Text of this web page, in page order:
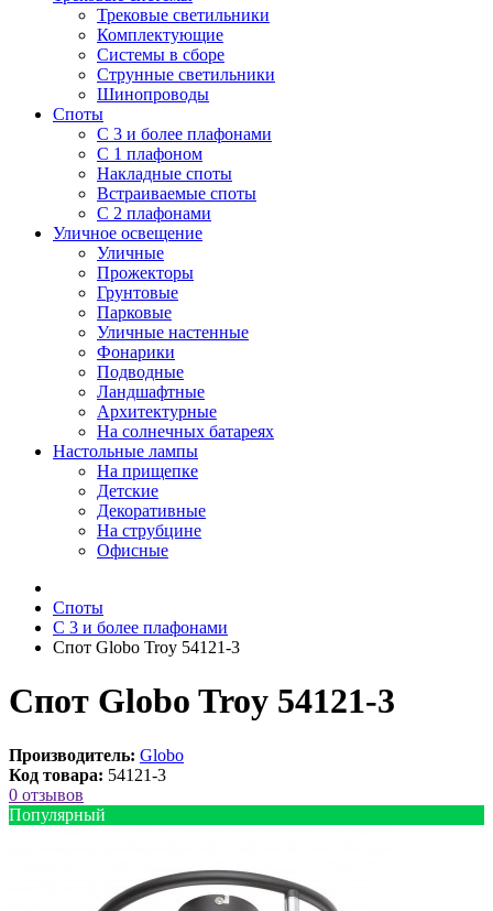
Трековые светильники
Комплектующие
Системы в сборе
Струнные светильники
Шинопроводы
Споты
С 3 и более плафонами
С 1 плафоном
Накладные споты
Встраиваемые споты
С 2 плафонами
Уличное освещение
Уличные
Прожекторы
Грунтовые
Парковые
Уличные настенные
Фонарики
Подводные
Ландшафтные
Архитектурные
На солнечных батареях
Настольные лампы
На прищепке
Детские
Декоративные
На струбцине
Офисные
Споты
С 3 и более плафонами
Спот Globo Troy 54121-3
Спот Globo Troy 54121-3
Производитель: Globo
Код товара: 54121-3
0 отзывов
Популярный